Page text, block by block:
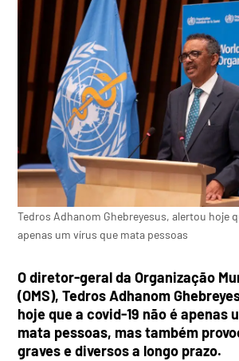
Tedros Adhanom Ghebreyesus, alertou hoje
apenas um vírus que mata pessoas
O diretor-geral da Organização
(OMS), Tedros Adhanom
hoje que a covid-19 não é apenas
mata pessoas, mas também
graves e diversos a longo prazo.